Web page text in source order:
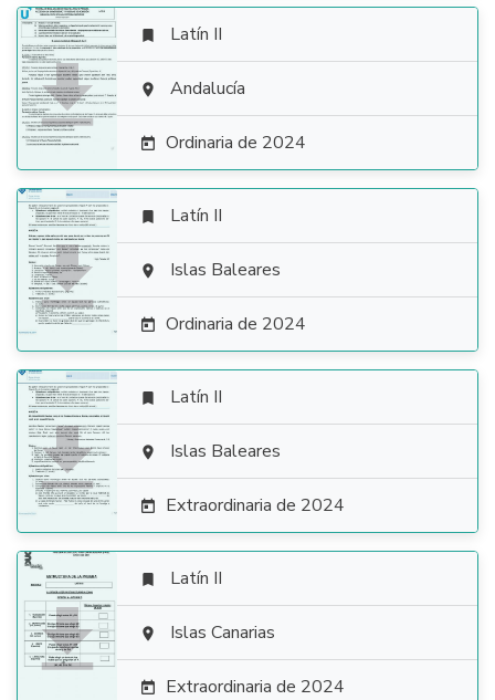

 Latín II
 Andalucía
 Ordinaria de 2024

 Latín II
 Islas Baleares
 Ordinaria de 2024

 Latín II
 Islas Baleares
 Extraordinaria de 2024

 Latín II
 Islas Canarias
 Extraordinaria de 2024